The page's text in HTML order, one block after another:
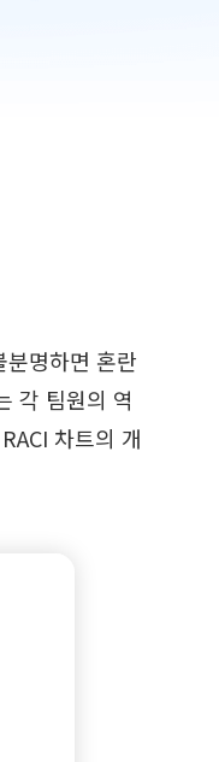
명하면 혼란
각 팀원의 역
차트의 개